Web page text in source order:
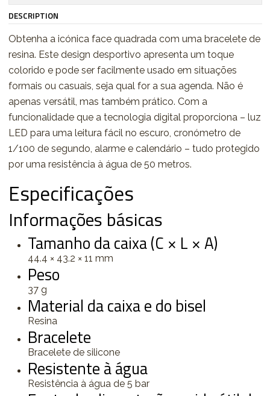
DESCRIPTION
Obtenha a icónica face quadrada com uma bracelete de
resina. Este design desportivo apresenta um toque
colorido e pode ser facilmente usado em situações
formais ou casuais, seja qual for a sua agenda. Não é
apenas versátil, mas também prático. Com a
funcionalidade que a tecnologia digital proporciona – luz
LED para uma leitura fácil no escuro, cronómetro de
1/100 de segundo, alarme e calendário – tudo protegido
por uma resistência à água de 50 metros.
Especificações
Informações básicas
Tamanho da caixa (C × L × A)
44.4 × 43.2 × 11 mm
Peso
37 g
Material da caixa e do bisel
Resina
Bracelete
Bracelete de silicone
Resistente à água
Resistência à água de 5 bar